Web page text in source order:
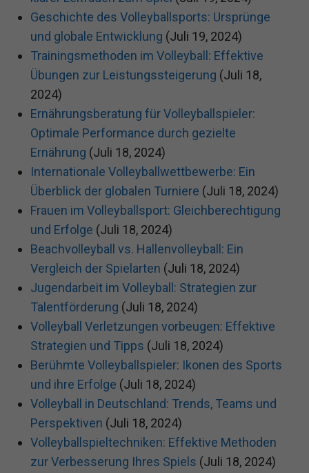
Geschichte des Volleyballsports: Ursprünge
und globale Entwicklung (Juli 19, 2024)
Trainingsmethoden im Volleyball: Effektive
Übungen zur Leistungssteigerung (Juli 18,
2024)
Ernährungsberatung für Volleyballspieler:
Optimale Performance durch gezielte
Ernährung (Juli 18, 2024)
Internationale Volleyballwettbewerbe: Ein
Überblick der globalen Turniere (Juli 18, 2024)
Frauen im Volleyballsport: Gleichberechtigung
und Erfolge (Juli 18, 2024)
Beachvolleyball vs. Hallenvolleyball: Ein
Vergleich der Spielarten (Juli 18, 2024)
Jugendarbeit im Volleyball: Strategien zur
Talentförderung (Juli 18, 2024)
Volleyball Verletzungen vorbeugen: Effektive
Strategien und Tipps (Juli 18, 2024)
Berühmte Volleyballspieler: Ikonen des Sports
und ihre Erfolge (Juli 18, 2024)
Volleyball in Deutschland: Trends, Teams und
Perspektiven (Juli 18, 2024)
Volleyballspieltechniken: Effektive Methoden
zur Verbesserung Ihres Spiels (Juli 18, 2024)